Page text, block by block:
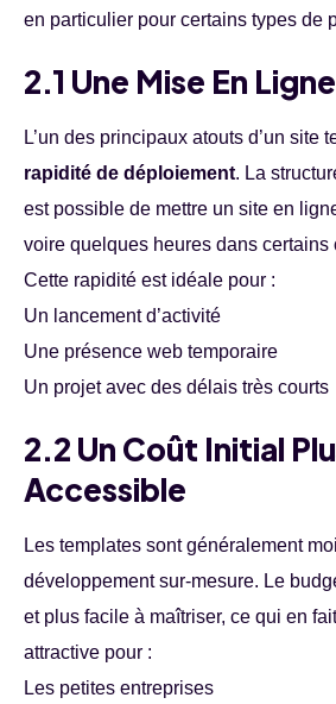
en particulier pour certains types de
2.1 Une Mise En
L’un des principaux atouts d’un site
rapidité de déploiement. La
est possible de mettre un site en
voire quelques heures dans certains
Cette rapidité est idéale pour :
Un lancement d’activité
Une présence web temporaire
Un projet avec des délais très courts
2.2 Un Coût Initial
Accessible
Les templates sont généralement
développement sur-mesure. Le
et plus facile à maîtriser, ce qui en
attractive pour :
Les petites entreprises